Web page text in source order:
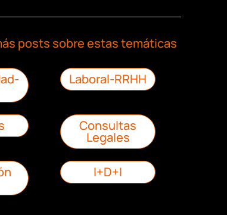
posts sobre estas temáticas
Laboral-RRHH
Consultas
Legales
I+D+I